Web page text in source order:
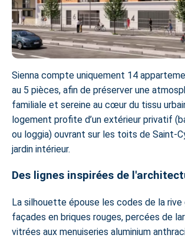
Sienna compte uniquement 14
au 5 pièces, afin de préserver une
familiale et sereine au cœur du tissu
logement profite d’un extérieur privatif
ou loggia) ouvrant sur les toits de Saint-
jardin intérieur.
Des lignes inspirées de
La silhouette épouse les codes de la rive
façades en briques rouges, percées de
vitrées aux menuiseries aluminium